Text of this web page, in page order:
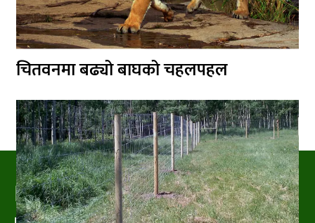
चितवनमा बढ्यो बाघको चहलपहल
PRAKRITIPRESS